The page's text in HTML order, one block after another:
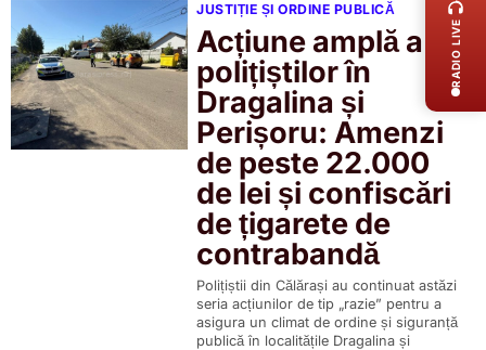
JUSTIȚIE ȘI ORDINE PUBLICĂ
Acțiune amplă a
polițiștilor în
Dragalina și
Perișoru: Amenzi
de peste 22.000
de lei și confiscări
de țigarete de
contrabandă
Polițiștii din Călărași au continuat astăzi
seria acțiunilor de tip „razie” pentru a
asigura un climat de ordine și siguranță
publică în localitățile Dragalina și
RADIO LIVE